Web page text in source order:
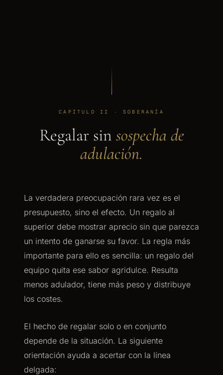
CAPÍTULO II · SOBERANÍA
Regalar sin sospecha de
adulación.
La verdadera preocupación rara vez es el
presupuesto, sino el efecto. Un regalo al
superior debe mostrar aprecio sin que parezca
un intento de ganarse su favor. La regla más
importante para ello es sencilla: un regalo del
equipo quita ese sabor agridulce. Resulta
menos adulador, tiene más peso y distribuye
los costes.
El hecho de regalar solo o en conjunto
depende de la situación. La siguiente
orientación ayuda a acertar con la línea
delgada: